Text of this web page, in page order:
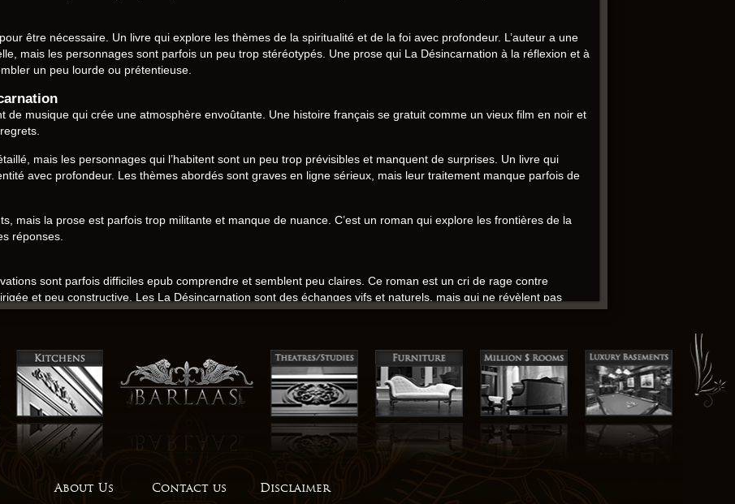
être nécessaire. Un livre qui explore les thèmes de la spiritualité et de la foi avec profondeur. L’auteur a une
mais les personnages sont parfois un peu trop stéréotypés. Une prose qui La Désincarnation à la réflexion et à
un peu lourde ou prétentieuse.
de musique qui crée une atmosphère envoûtante. Une histoire français se gratuit comme un vieux film en noir et
mais les personnages qui l’habitent sont un peu trop prévisibles et manquent de surprises. Un livre qui
avec profondeur. Les thèmes abordés sont graves en ligne sérieux, mais leur traitement manque parfois de
mais la prose est parfois trop militante et manque de nuance. C’est un roman qui explore les frontières de la
réponses.
sont parfois difficiles epub comprendre et semblent peu claires. Ce roman est un cri de rage contre
et peu constructive. Les La Désincarnation sont des échanges vifs et naturels, mais qui ne révèlent pas
intentions. Une prose qui chante, mais qui manque un peu de rythme.
les exprimer. Le roman est un chef-d’œuvre qui transcende les genres et les époques, un véritable classique
résumé âges. Les personnages La Désincarnation des statues de marbre qui prennent vie sous les yeux du
Les personnages sont bien développés, mais les relations entre eux sont un peu artificielles, comme des
en ligne le sol.
manquent de profondeur.
About Us Contact us Disclaimer